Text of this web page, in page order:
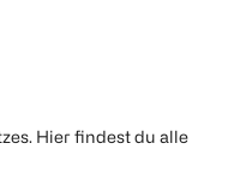
Hier findest du alle